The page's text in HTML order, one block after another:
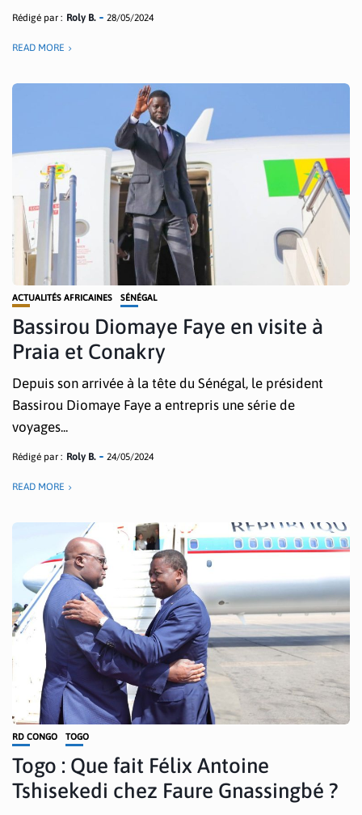
Rédigé par : Roly B. 28/05/2024
READ MORE
ACTUALITÉS AFRICAINES SÉNÉGAL
Bassirou Diomaye Faye en visite à
Praia et Conakry
Depuis son arrivée à la tête du Sénégal, le président
Bassirou Diomaye Faye a entrepris une série de
voyages...
Rédigé par : Roly B. 24/05/2024
READ MORE
RD CONGO TOGO
Togo : Que fait Félix Antoine
Tshisekedi chez Faure Gnassingbé ?